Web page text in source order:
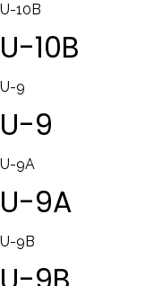
U-10B
U-10B
U-9
U-9
U-9A
U-9A
U-9B